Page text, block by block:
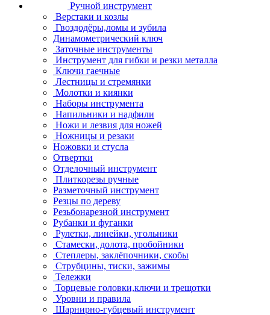
Ручной инструмент
Верстаки и козлы
Гвоздодёры,ломы и зубила
Динамометрический ключ
Заточные инструменты
Инструмент для гибки и резки металла
Ключи гаечные
Лестницы и стремянки
Молотки и киянки
Наборы инструмента
Напильники и надфили
Ножи и лезвия для ножей
Ножницы и резаки
Ножовки и стусла
Отвертки
Отделочный инструмент
Плиткорезы ручные
Разметочный инструмент
Резцы по дереву
Резьбонарезной инструмент
Рубанки и фуганки
Рулетки, линейки, угольники
Стамески, долота, пробойники
Степлеры, заклёпочники, скобы
Струбцины, тиски, зажимы
Тележки
Торцевые головки,ключи и трещотки
Уровни и правила
Шарнирно-губцевый инструмент